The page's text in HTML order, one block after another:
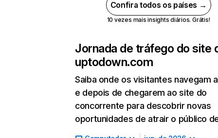
Confira todos os países →
10 vezes mais insights diários. Grátis!
Jornada de tráfego do site
uptodown.com
Saiba onde os visitantes navegam
e depois de chegarem ao site do
concorrente para descobrir novas
oportunidades de atrair o público